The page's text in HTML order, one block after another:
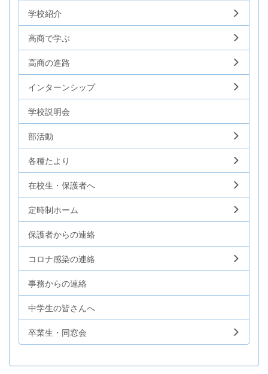
学校紹介
高商で学ぶ
高商の進路
インターンシップ
学校説明会
部活動
各種たより
在校生・保護者へ
定時制ホーム
保護者からの連絡
コロナ感染の連絡
事務からの連絡
中学生の皆さんへ
卒業生・同窓会